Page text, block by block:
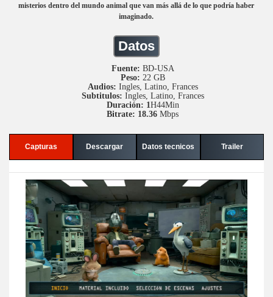
misterios dentro del mundo animal que van más allá de lo que podría haber
imaginado.
Datos
Fuente: BD-USA
Peso: 22 GB
Audios: Ingles, Latino, Frances
Subtitulos: Ingles, Latino, Frances
Duración: 1H44Min
Bitrate: 18.36 Mbps
Capturas Descargar Datos tecnicos Trailer